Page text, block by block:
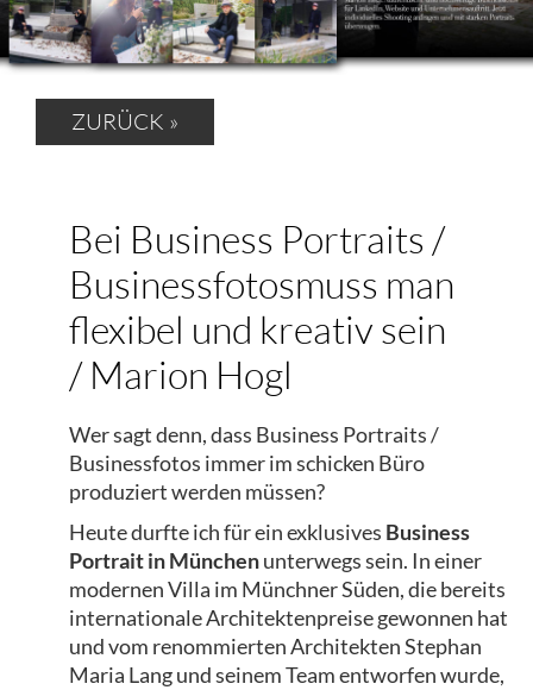
ZURÜCK »
Bei Business Portraits /
Businessfotosmuss man
flexibel und kreativ sein
/ Marion Hogl
Wer sagt denn, dass Business Portraits /
Businessfotos immer im schicken Büro
produziert werden müssen?
Heute durfte ich für ein exklusives Business
Portrait in Münchenunterwegs sein. In einer
modernen Villa im Münchner Süden, die bereits
internationale Architektenpreise gewonnen hat
und vom renommierten Architekten Stephan
Maria Lang und seinem Team entworfen wurde,